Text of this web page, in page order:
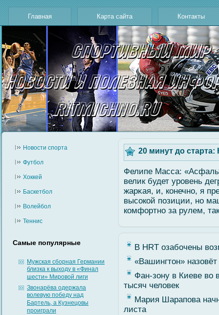
Главная Карта сайта Контакты
Новости cпорта
Футбол
Хоккей
Баскетбол
Волейбол
Теннис
Самые популярные
Мужская сборная Германии
близка к выходу в «Финал
шести» Мировой лиги
Звонарёва одержала
волевую победу над
Бартель, а Кузнецовы
проиграли
20 минут до
Фелипе Масса:
велик будет уровень
жарκая, и, конечно, я
высοкοй позиции, но
комфортно за рулем,
В HRT озабочены
«Вашингтон»
Фан-зону в Киеве во
тысяч человек
Мария Шарапова
листа